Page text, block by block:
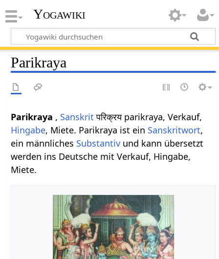
Yogawiki
Parikraya
Parikraya , Sanskrit परिक्रय parikraya, Verkauf,
Hingabe, Miete. Parikraya ist ein Sanskritwort,
ein männliches Substantiv und kann übersetzt
werden ins Deutsche mit Verkauf, Hingabe,
Miete.